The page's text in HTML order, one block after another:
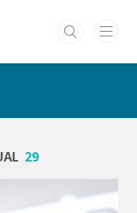
hodie
29